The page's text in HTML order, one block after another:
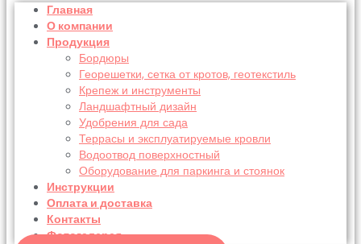
Главная
О компании
Продукция
Бордюры
Георешетки, сетка от кротов, геотекстиль
Крепеж и инструменты
Ландшафтный дизайн
Удобрения для сада
Террасы и эксплуатируемые кровли
Водоотвод поверхностный
Оборудование для паркинга и стоянок
Инструкции
Оплата и доставка
Контакты
Фотогалерея